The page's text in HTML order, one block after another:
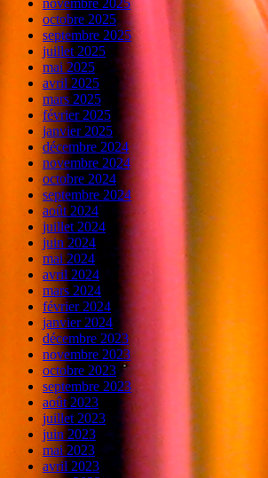
novembre 2025
octobre 2025
septembre 2025
juillet 2025
mai 2025
avril 2025
mars 2025
février 2025
janvier 2025
décembre 2024
novembre 2024
octobre 2024
septembre 2024
août 2024
juillet 2024
juin 2024
mai 2024
avril 2024
mars 2024
février 2024
janvier 2024
décembre 2023
novembre 2023
octobre 2023
septembre 2023
août 2023
juillet 2023
juin 2023
mai 2023
avril 2023